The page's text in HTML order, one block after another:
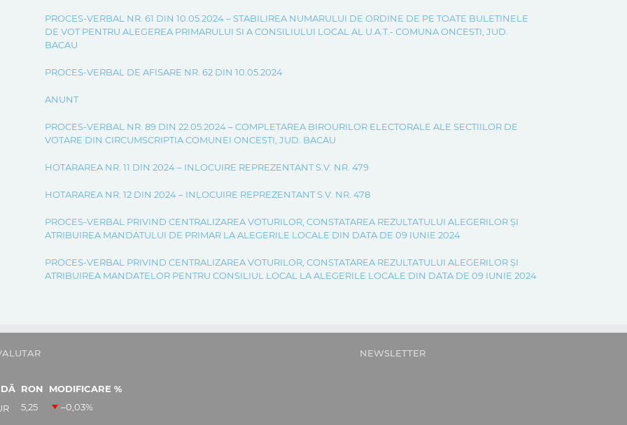
PROCES-VERBAL NR. 61 DIN 10.05.2024 – STABILIREA NUMARULUI DE ORDINE DE PE TOATE BULETINELE
DE VOT PENTRU ALEGEREA PRIMARULUI SI A CONSILIULUI LOCAL AL U.A.T.- COMUNA ONCESTI, JUD.
BACAU
PROCES-VERBAL DE AFISARE NR. 62 DIN 10.05.2024
ANUNT
PROCES-VERBAL NR. 89 DIN 22.05.2024 – COMPLETAREA BIROURILOR ELECTORALE ALE SECTIILOR DE
VOTARE DIN CIRCUMSCRIPTIA COMUNEI ONCESTI, JUD. BACAU
HOTARAREA NR. 11 DIN 2024 – INLOCUIRE REPREZENTANT S.V. NR. 479
HOTARAREA NR. 12 DIN 2024 – INLOCUIRE REPREZENTANT S.V. NR. 478
PROCES-VERBAL PRIVIND CENTRALIZAREA VOTURILOR, CONSTATAREA REZULTATULUI ALEGERILOR ȘI
ATRIBUIREA MANDATULUI DE PRIMAR LA ALEGERILE LOCALE DIN DATA DE 09 IUNIE 2024
PROCES-VERBAL PRIVIND CENTRALIZAREA VOTURILOR, CONSTATAREA REZULTATULUI ALEGERILOR ȘI
ATRIBUIREA MANDATELOR PENTRU CONSILIUL LOCAL LA ALEGERILE LOCALE DIN DATA DE 09 IUNIE 2024
RON
MODIFICARE %
5,25 –0,03%
NEWSLETTER